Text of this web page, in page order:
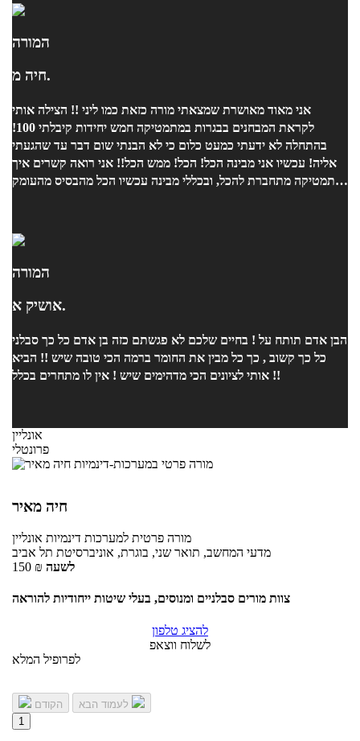
המורה
חיה מ.
אני מאוד מאושרת שמצאתי מורה כזאת כמו ליני !! הצילה אותי
לקראת המבחנים בבגרות במתמטיקה חמש יחידות קיבלתי 100!
בהתחלה לא ידעתי כמעט כלום כי לא הבנתי שום דבר עד שהגעתי
אליה! עכשיו אני מבינה הכל! הכל! ממש הכל!! אני רואה קשרים איך
מתמטיקה מתחברת להכל, ובכללי מבינה עכשיו הכל מהבסיס מהעומק
המורה
אושיק א.
הבן אדם תותח על ! בחיים שלכם לא פגשתם כזה בן אדם כל כך סבלני
כל כך קשוב , כך כל מבין את החומר ברמה הכי טובה שיש !! הביא
אותי לציונים הכי מדהימים שיש ! אין לו מתחרים בכלל !!
אונליין
פרונטלי
חיה מאיר
מורה פרטית למערכות דינמיות אונליין
מדעי המחשב, תואר שני, בוגרת, אוניברסיטת תל אביב
150 ₪ לשעה
צוות מורים סבלניים ומנוסים, בעלי שיטות ייחודיות להוראה
להציג טלפון
לשלוח ווצאפ
לפרופיל המלא
הקודם
1